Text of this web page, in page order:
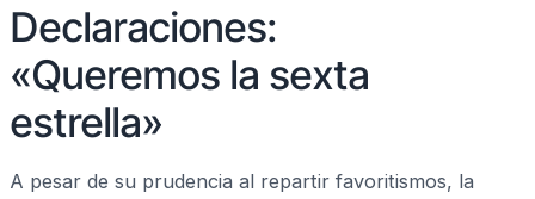
Declaraciones:
«Queremos la sexta
estrella»
A pesar de su prudencia al repartir favoritismos, la